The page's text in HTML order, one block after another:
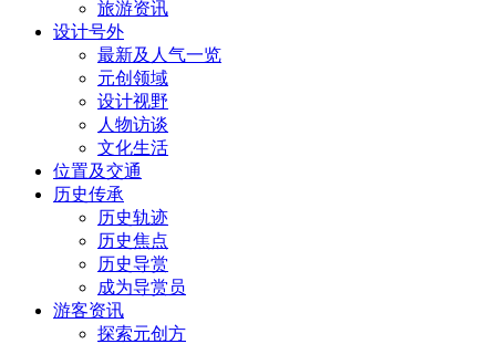
旅游资讯
设计号外
最新及人气一览
元创领域
设计视野
人物访谈
文化生活
位置及交通
历史传承
历史轨迹
历史焦点
历史导赏
成为导赏员
游客资讯
探索元创方